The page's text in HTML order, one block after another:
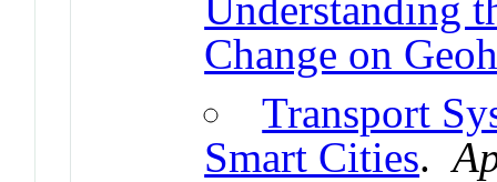
Change on
Transport
Smart Cities.